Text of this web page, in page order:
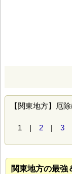
【関東地方】厄
1 | 2 | 3
関東地方の最強